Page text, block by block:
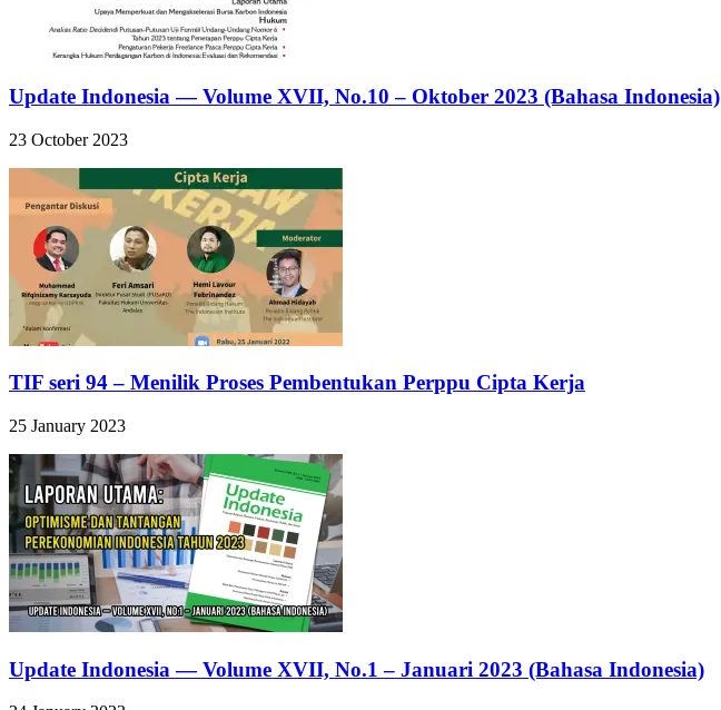
Update Indonesia — Volume XVII, No.10 – Oktober 2023 (Bahasa Indonesia)
23 October 2023
TIF seri 94 – Menilik Proses Pembentukan Perppu Cipta Kerja
25 January 2023
Update Indonesia — Volume XVII, No.1 – Januari 2023 (Bahasa Indonesia)